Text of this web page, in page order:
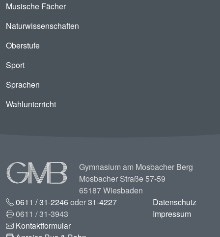
Musische Fächer
Naturwissenschaften
Oberstufe
Sport
Sprachen
Wahlunterricht
Image
Gymnasium am Mosbacher Berg
Mosbacher Straße 57-59
65187 Wiesbaden
0611 / 31-2246oder31-4227
0611 / 31-3943
Kontaktformular
Datenschutz
Impressum